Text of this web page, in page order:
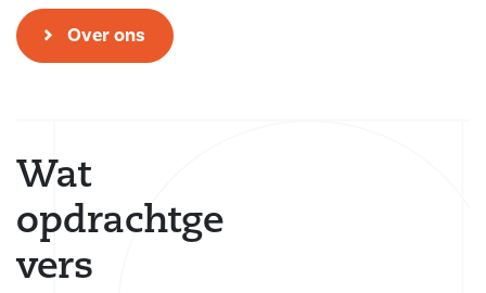
Over ons
Wat
opdrachtge
vers